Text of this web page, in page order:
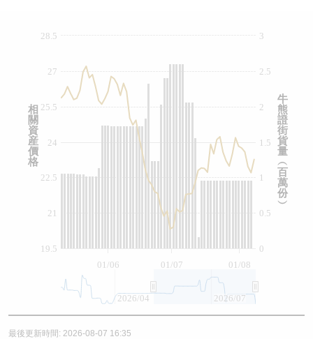
01/07
01/06 01/08
0
2
0.5
1
1.5
2.5
3
24
19.5
21
22.5
25.5
27
28.5
2026/04 2026/07
牛
熊
證
街
貨
量
︵
百
萬
份
︶
相
關
資
産
價
格
最後更新時間: 2026-08-07 16:35
牛熊證文件及公告
牛熊證文件及公告 (瑞信)
收市競價變化